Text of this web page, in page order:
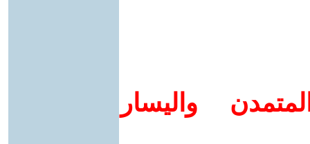
واليسار